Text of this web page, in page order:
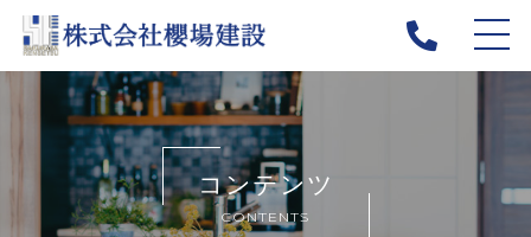
ホーム
当社について
新着情報
施工メニュー
コンテンツ
CONTENTS